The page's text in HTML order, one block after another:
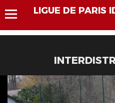
LIGUE DE PARIS